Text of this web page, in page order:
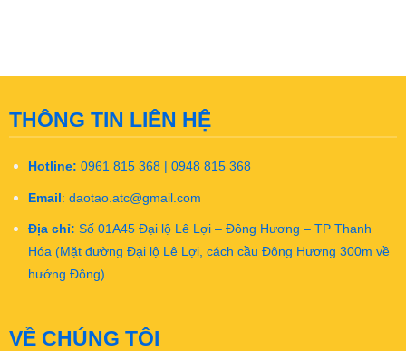
THÔNG TIN LIÊN HỆ
Hotline: 0961 815 368 | 0948 815 368
Email : daotao.atc@gmail.com
Địa chỉ: Số 01A45 Đại lộ Lê Lợi – Đông Hương – TP Thanh
Hóa (Mặt đường Đại lộ Lê Lợi, cách cầu Đông Hương 300m về
hướng Đông)
VỀ CHÚNG TÔI